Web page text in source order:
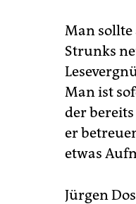
Man sollte
Strunks
Man ist
der
er
etwas
Jürgen